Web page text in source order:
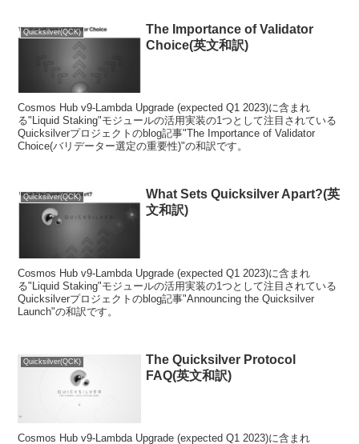
Quicksilver(QCK)
The Importance of Validator
Choice(英文和訳)
Cosmos Hub v9-Lambda Upgrade (expected Q1 2023)に含まれ
る"Liquid Staking"モジュールの活用実装の1つとして注目されている
Quicksilverプロジェクトのblog記事"The Importance of Validator
Choice(バリデーター選定の重要性)"の和訳です。
Quicksilver(QCK)
What Sets Quicksilver Apart?(英
文和訳)
Cosmos Hub v9-Lambda Upgrade (expected Q1 2023)に含まれ
る"Liquid Staking"モジュールの活用実装の1つとして注目されている
Quicksilverプロジェクトのblog記事"Announcing the Quicksilver
Launch"の和訳です。
Quicksilver(QCK)
The Quicksilver Protocol
FAQ(英文和訳)
Cosmos Hub v9-Lambda Upgrade (expected Q1 2023)に含まれ